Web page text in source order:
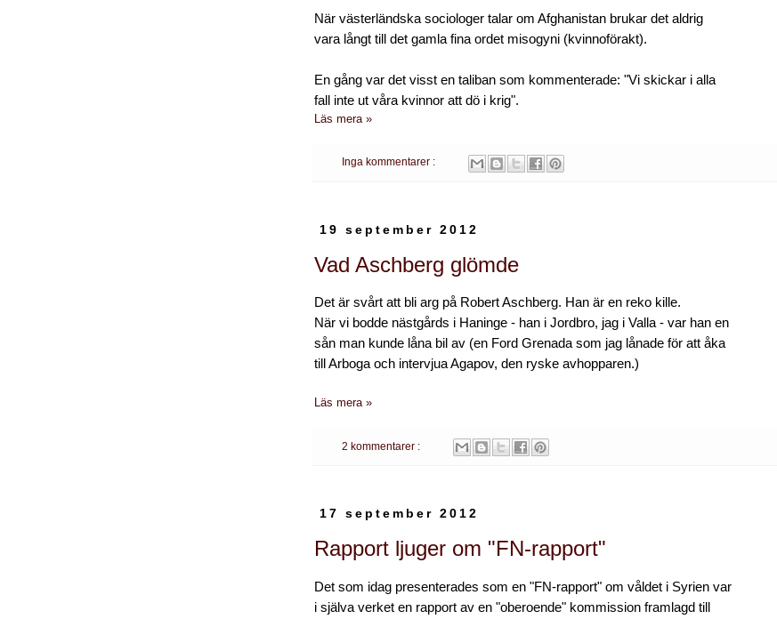
När västerländska sociologer talar om Afghanistan brukar det aldrig
vara långt till det gamla fina ordet misogyni (kvinnoförakt).
En gång var det visst en taliban som kommenterade: "Vi skickar i alla
fall inte ut våra kvinnor att dö i krig".
Läs mera »
Inga kommentarer :
19 september 2012
Vad Aschberg glömde
Det är svårt att bli arg på Robert Aschberg. Han är en reko kille.
När vi bodde nästgårds i Haninge - han i Jordbro, jag i Valla - var han en
sån man kunde låna bil av (en Ford Grenada som jag lånade för att åka
till Arboga och intervjua Agapov, den ryske avhopparen.)
Läs mera »
2 kommentarer :
17 september 2012
Rapport ljuger om "FN-rapport"
Det som idag presenterades som en "FN-rapport" om våldet i Syrien var
i själva verket en rapport av en "oberoende" kommission framlagd till